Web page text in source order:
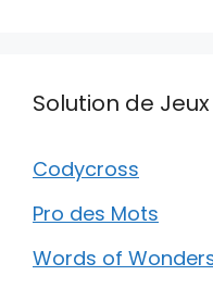
Solution de Jeux
Codycross
Pro des Mots
Words of